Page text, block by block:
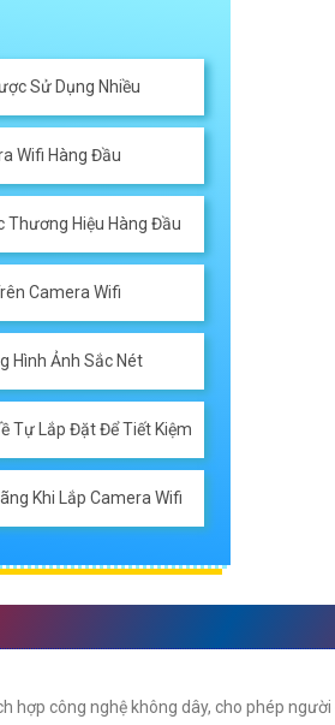
Sử Dụng Nhiều
Wifi Hàng Đầu
Thương Hiệu Hàng Đầu
Camera Wifi
Hình Ảnh Sắc Nét
Tự Lắp Đặt Để Tiết Kiệm
Khi Lắp Camera Wifi
hợp công nghệ không dây, cho phép